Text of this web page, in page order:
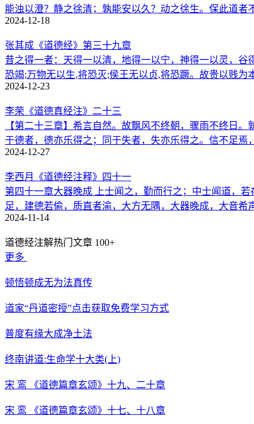
能浊以澄？静之徐清；孰能安以久？动之徐生。保此道
2024-12-18
张其成《道德经》第三十九章
昔之得一者：天得一以清，地得一以宁，神得一以灵，
恐竭;万物无以生,将恐灭;侯王无以贞,将恐蹶。故贵以贱为
2024-12-23
李荣《道德真经注》二十三
【第二十三章】希言自然。故飘风不终朝，骤雨不终日
于德者，德亦乐得之；同于失者，失亦乐得之。信不足焉
2024-12-27
李西月《道德经注释》四十一
第四十一章大器晚成 上士闻之，勤而行之；中士闻道，
足，建德若偷，质直者渝，大方无隅，大器晚成，大音
2024-11-14
道德经注解热门文章 100+
更多
顿悟顿成无为法真传
道家“丹道密授”点击获取免费学习方式
普度有缘大成净土法
终南讲道:生命学十大类(上)
宋 鸾 《道德篇章玄颂》十九、二十章
宋 鸾 《道德篇章玄颂》十七、十八章